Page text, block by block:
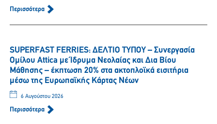
Περισσότερα
SUPERFAST FERRIES: ΔΕΛΤΙΟ ΤΥΠΟΥ – Συνεργασία
Ομίλου Attica με Ίδρυμα Νεολαίας και Δια Βίου
Μάθησης – έκπτωση 20% στα ακτοπλοϊκά εισιτήρια
μέσω της Ευρωπαϊκής Κάρτας Νέων
6 Αυγούστου 2026
Περισσότερα